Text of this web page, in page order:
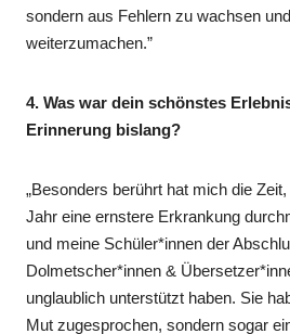
sondern aus Fehlern zu wachsen und
weiterzumachen.”
4. Was war dein schönstes
Erinnerung bislang?
„Besonders berührt hat mich die
Jahr eine ernstere Erkrankung
und meine Schüler*innen der
Dolmetscher*innen &
unglaublich unterstützt haben. Sie
Mut zugesprochen, sondern sogar